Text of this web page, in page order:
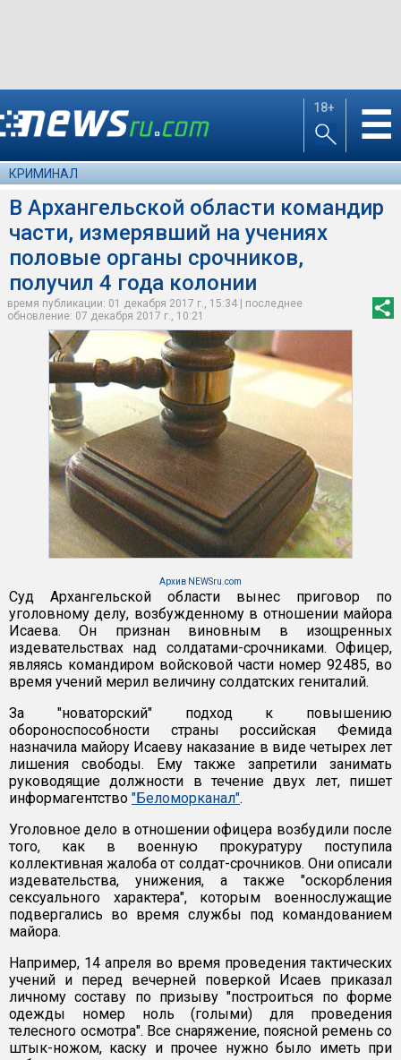
18+ ☰
КРИМИНАЛ
В Архангельской области командир
части, измерявший на учениях
половые органы срочников,
получил 4 года колонии
время публикации: 01 декабря 2017 г., 15:34 | последнее
обновление: 07 декабря 2017 г., 10:21
Архив NEWSru.com
Суд Архангельской области вынес приговор по
уголовному делу, возбужденному в отношении майора
Исаева. Он признан виновным в изощренных
издевательствах над солдатами-срочниками. Офицер,
являясь командиром войсковой части номер 92485, во
время учений мерил величину солдатских гениталий.
За "новаторский" подход к повышению
обороноспособности страны российская Фемида
назначила майору Исаеву наказание в виде четырех лет
лишения свободы. Ему также запретили занимать
руководящие должности в течение двух лет, пишет
информагентство "Беломорканал".
Уголовное дело в отношении офицера возбудили после
того, как в военную прокуратуру поступила
коллективная жалоба от солдат-срочников. Они описали
издевательства, унижения, а также "оскорбления
сексуального характера", которым военнослужащие
подвергались во время службы под командованием
майора.
Например, 14 апреля во время проведения тактических
учений и перед вечерней поверкой Исаев приказал
личному составу по призыву "построиться по форме
одежды номер ноль (голыми) для проведения
телесного осмотра". Все снаряжение, поясной ремень со
штык-ножом, каску и прочее нужно было иметь при